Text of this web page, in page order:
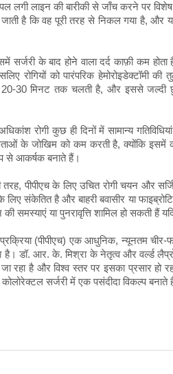
लगी लाइन की बारीकी से जाँच करने पर
है कि वह पूरी तरह से निकल गया है, और
सर्जरी के बाद होने वाला दर्द काफ़ी कम
रोगियों को पारंपरिक हेमोरोइडेक्टॉमी
20-30 मिनट तक चलती है, और इससे
रोगी कुछ ही दिनों में सामान्य
के जोखिम को कम करती है, क्योंकि इसमें कोई
से आकर्षक बनाते हैं।
तरह, पीपीएच के लिए उचित रोगी चयन और
लिए संकेतित है और बाहरी बवासीर या
समस्याएं या पुनरावृत्ति शामिल हो सकती हैं
(पीपीएच) एक आधुनिक, न्यूनतम
है। डॉ. आर. के. मिश्रा के नेतृत्व और वर्ल्ड
रहा है और विश्व स्तर पर इसका प्रसार हो
सर्जरी में एक पसंदीदा विकल्प बनाते